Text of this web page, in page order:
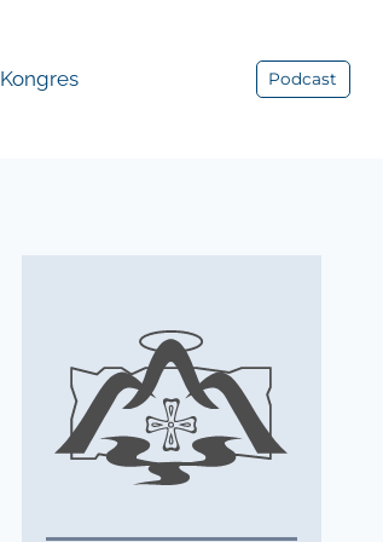
Kongres Podcast